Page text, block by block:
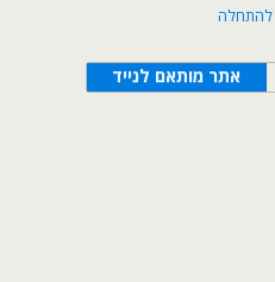
להתחלה
אתר מותאם לנייד